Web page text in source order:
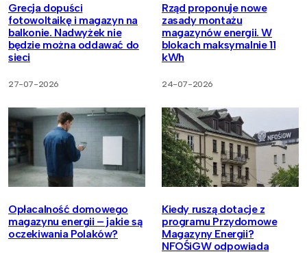
Grecja dopuści
fotowoltaikę i magazyn na
balkonie. Nadwyżek nie
będzie można oddawać do
sieci
27-07-2026
Rząd proponuje nowe
zasady montażu
magazynów energii. W
blokach maksymalnie 11
kWh
24-07-2026
Opłacalność domowego
magazynu energii – jakie są
oczekiwania Polaków?
Kiedy ruszą dotacje z
programu Przydomowe
Magazyny Energii?
NFOŚiGW odpowiada